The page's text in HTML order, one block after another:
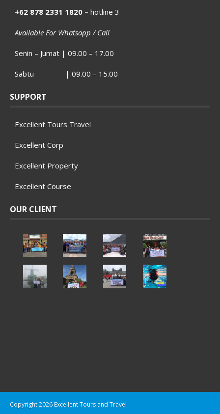
+62 878 2331 1820 – hotline 3
Available For Whatsapp / Call
Senin – Jumat | 09.00 – 17.00
Sabtu | 09.00 – 15.00
SUPPORT
Excellent Tours Travel
Excellent Corp
Excellent Property
Excellent Course
OUR CLIENT
Copyright 2026 Excellent Tours and Travel